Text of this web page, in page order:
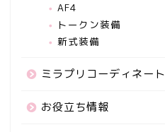
AF4
トークン装備
新式装備
ミラプリコーディネート
お役立ち情報